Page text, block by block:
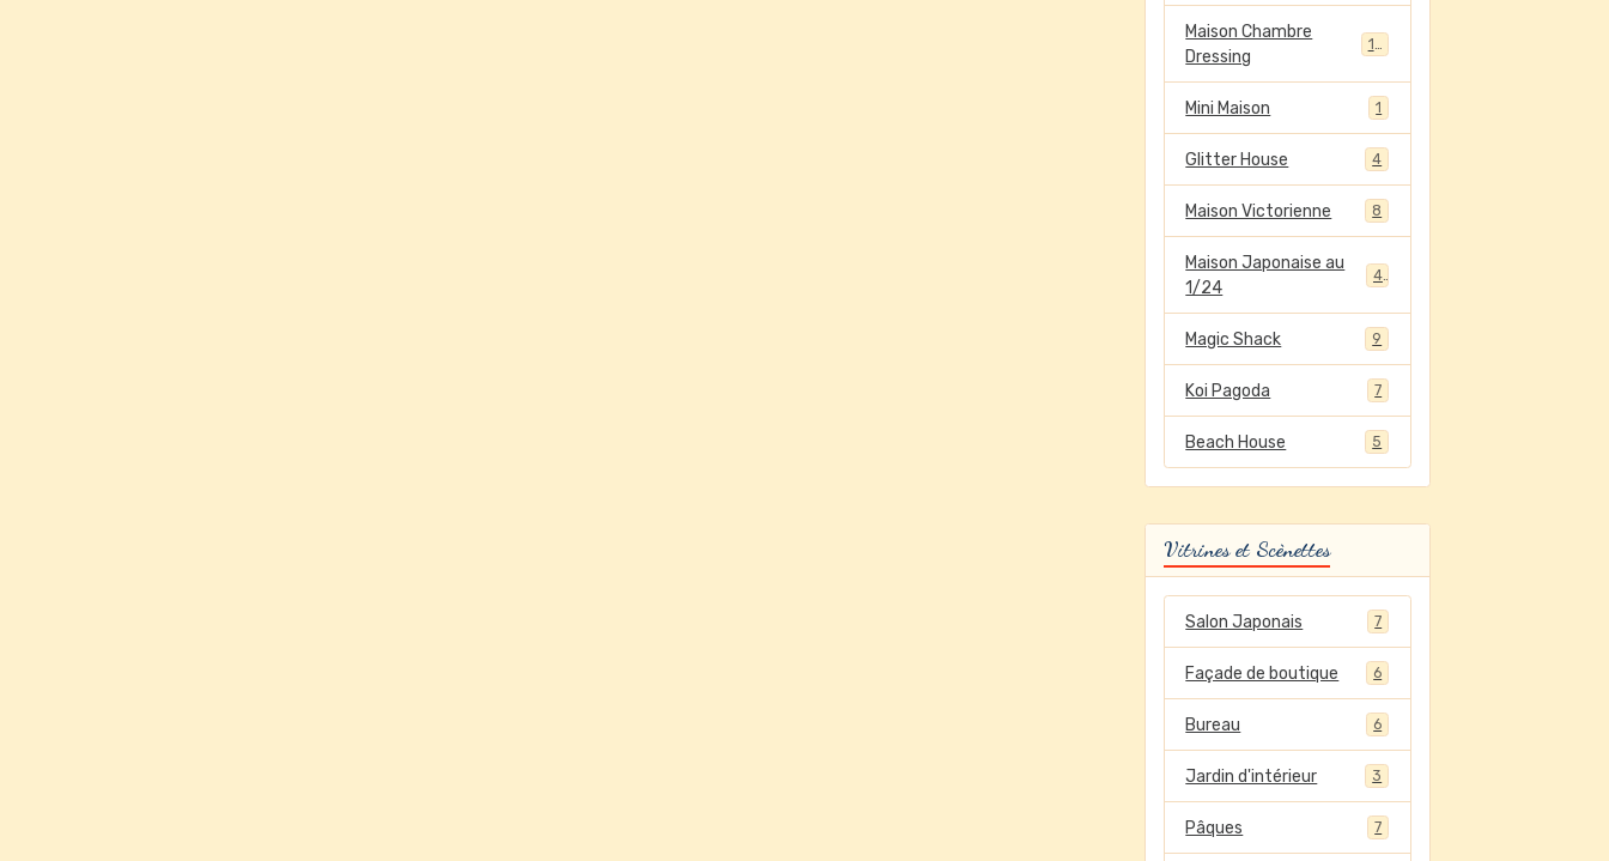
Maison Chambre
Dressing
Mini Maison 1
Glitter House 4
Maison Victorienne 8
Maison Japonaise au
1/24
4
Magic Shack 9
Koi Pagoda 7
Beach House 5
Vitrines et Scènettes
Salon Japonais 7
Façade de boutique 6
Bureau 6
Jardin d'intérieur 3
Pâques 7